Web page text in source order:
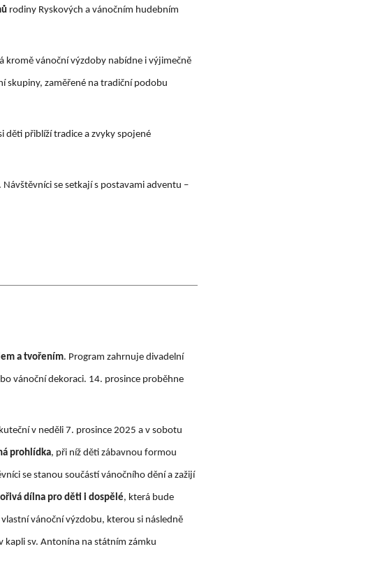
rodiny Ryskových a vánočním hudebním
kromě vánoční výzdoby nabídne i výjimečně
skupiny, zaměřené na tradiční podobu
děti přiblíží tradice a zvyky spojené
. Návštěvníci se setkají s postavami adventu –
a tvořením. Program zahrnuje divadelní
vánoční dekoraci. 14. prosince proběhne
v neděli 7. prosince 2025 a v sobotu
prohlídka, při níž děti zábavnou formou
se stanou součástí vánočního dění a zažijí
dílna pro děti i dospělé, která bude
vánoční výzdobu, kterou si následně
kapli sv. Antonína na státním zámku